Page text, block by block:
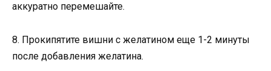
аккуратно перемешайте.
8. Прокипятите вишни с желатином еще 1-2 минуты
после добавления желатина.